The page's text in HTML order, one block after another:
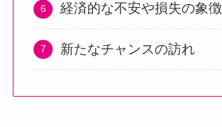
経済的な不安や損失の象徴
新たなチャンスの訪れ